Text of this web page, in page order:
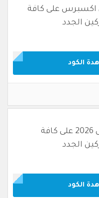
اكسبرس على كافة
الجدد
الكود
كوبون علي اكسبرس 2026 على كافة
الجدد
الكود